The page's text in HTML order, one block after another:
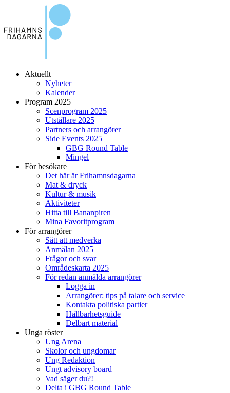
Aktuellt
Nyheter
Kalender
Program 2025
Scenprogram 2025
Utställare 2025
Partners och arrangörer
Side Events 2025
GBG Round Table
Mingel
För besökare
Det här är Frihamnsdagarna
Mat & dryck
Kultur & musik
Aktiviteter
Hitta till Bananpiren
Mina Favoritprogram
För arrangörer
Sätt att medverka
Anmälan 2025
Frågor och svar
Områdeskarta 2025
För redan anmälda arrangörer
Logga in
Arrangörer: tips på talare och service
Kontakta politiska partier
Hållbarhetsguide
Delbart material
Unga röster
Ung Arena
Skolor och ungdomar
Ung Redaktion
Ungt advisory board
Vad säger du?!
Delta i GBG Round Table